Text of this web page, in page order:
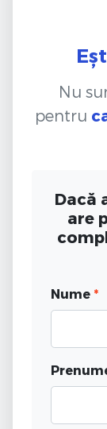
Nu
pentru
Dacă
are
Nume *